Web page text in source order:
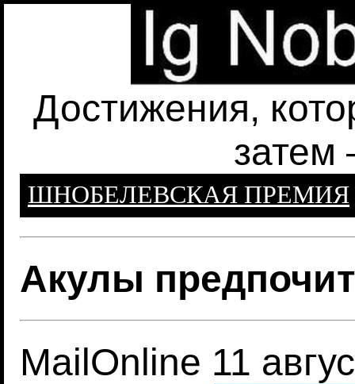
Достижения,
затем
ШНОБЕЛЕВСКАЯ ПРЕМИЯ
Акулы
MailOnline 11